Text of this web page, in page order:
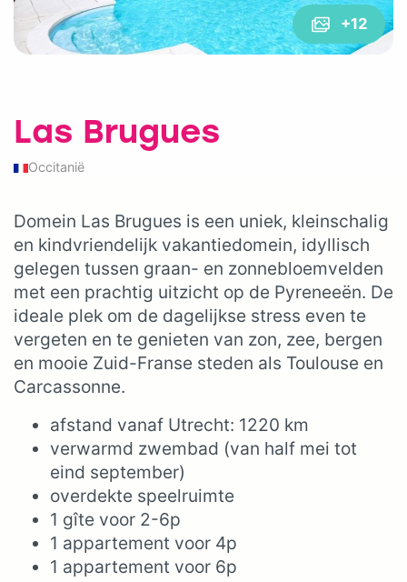
+12
Las Brugues
Occitanië
Domein Las Brugues is een uniek, kleinschalig
en kindvriendelijk vakantiedomein, idyllisch
gelegen tussen graan- en zonnebloemvelden
met een prachtig uitzicht op de Pyreneeën. De
ideale plek om de dagelijkse stress even te
vergeten en te genieten van zon, zee, bergen
en mooie Zuid-Franse steden als Toulouse en
Carcassonne.
afstand vanaf Utrecht: 1220 km
verwarmd zwembad (van half mei tot
eind september)
overdekte speelruimte
1 gîte voor 2-6p
1 appartement voor 4p
1 appartement voor 6p